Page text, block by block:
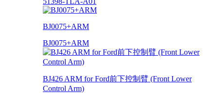
BJ0075+ARM
BJ0075+ARM
BJ426 ARM for Ford前下控制臂 (Front Lower
Control Arm)